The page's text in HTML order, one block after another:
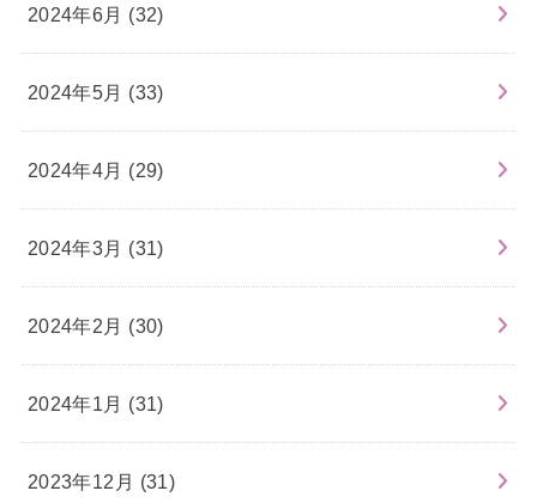
2024年6月 (32)
2024年5月 (33)
2024年4月 (29)
2024年3月 (31)
2024年2月 (30)
2024年1月 (31)
2023年12月 (31)